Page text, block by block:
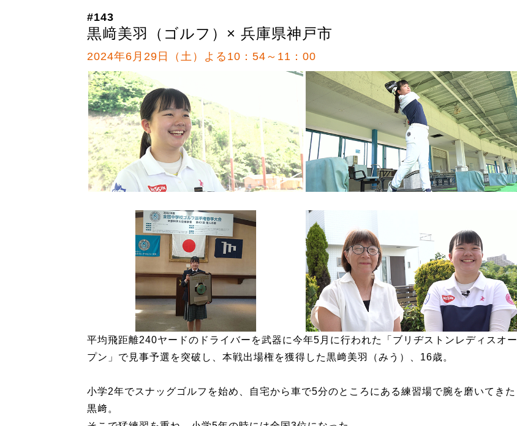
#143
黒﨑美羽（ゴルフ）× 兵庫県神戸市
2024年6月29日（土）よる10：54～11：00
平均飛距離240ヤードのドライバーを武器に今年5月に行われた「ブリヂストンレディスオー
プン」で見事予選を突破し、本戦出場権を獲得した黒﨑美羽（みう）、16歳。
小学2年でスナッグゴルフを始め、自宅から車で5分のところにある練習場で腕を磨いてきた
黒﨑。